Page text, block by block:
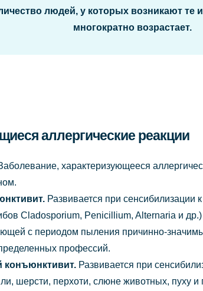
людей, у которых возникают те
многократно возрастает.
аллергические реакции
характеризующееся
Развивается при
Cladosporium, Penicillium, Alternaria и
с периодом пыления причинно-
профессий.
конъюнктивит. Развивается при
шерсти, перхоти, слюне животных, пуху